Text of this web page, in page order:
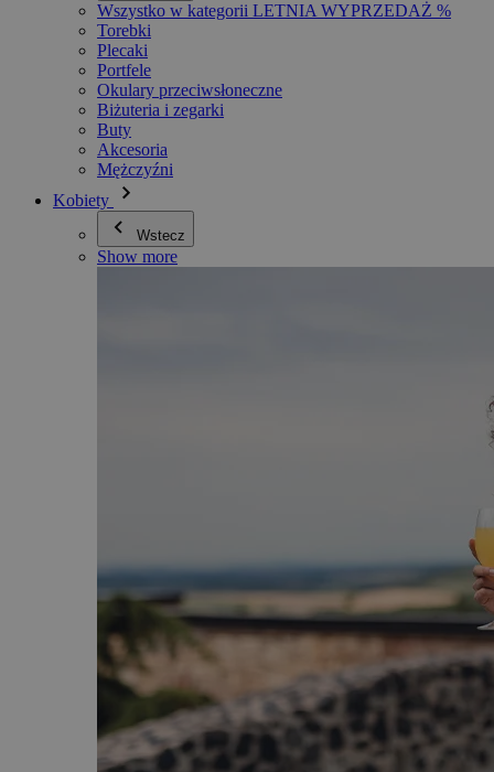
Wszystko w kategorii LETNIA WYPRZEDAŻ %
Torebki
Plecaki
Portfele
Okulary przeciwsłoneczne
Biżuteria i zegarki
Buty
Akcesoria
Mężczyźni
Kobiety
Wstecz
Show more